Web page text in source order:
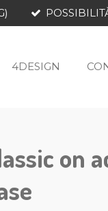
4DESIGN
on